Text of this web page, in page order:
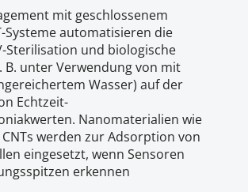
mit geschlossenem
Systeme automatisieren die
Sterilisation und biologische
B. unter Verwendung von mit
Wasser) auf der
Echtzeit-
Nanomaterialien wie
werden zur Adsorption von
eingesetzt, wenn Sensoren
erkennen